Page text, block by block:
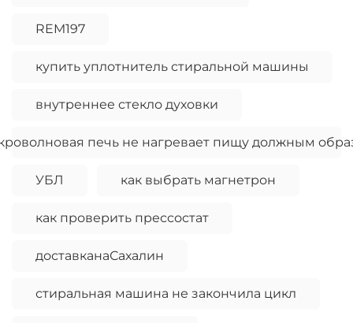
REM197
купить уплотнитель стиральной машины
внутреннее стекло духовки
печь не нагревает пищу должным
УБЛ как выбрать магнетрон
как проверить прессостат
доставканаСахалин
стиральная машина не закончила цикл